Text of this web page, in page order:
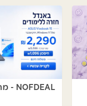
NOFDEAL - מחשב+תיק+עכבר